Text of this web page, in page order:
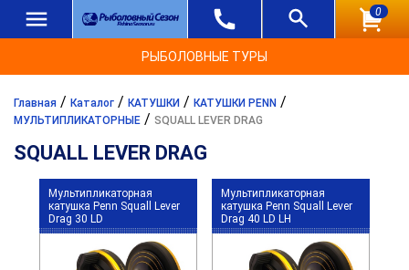
0
РЫБОЛОВНЫЕ ТУРЫ
Главная / Каталог / КАТУШКИ / КАТУШКИ PENN /
МУЛЬТИПЛИКАТОРНЫЕ / SQUALL LEVER DRAG
SQUALL LEVER DRAG
Мультипликаторная
катушка Penn Squall Lever
Drag 30 LD
Мультипликаторная
катушка Penn Squall Lever
Drag 40 LD LH